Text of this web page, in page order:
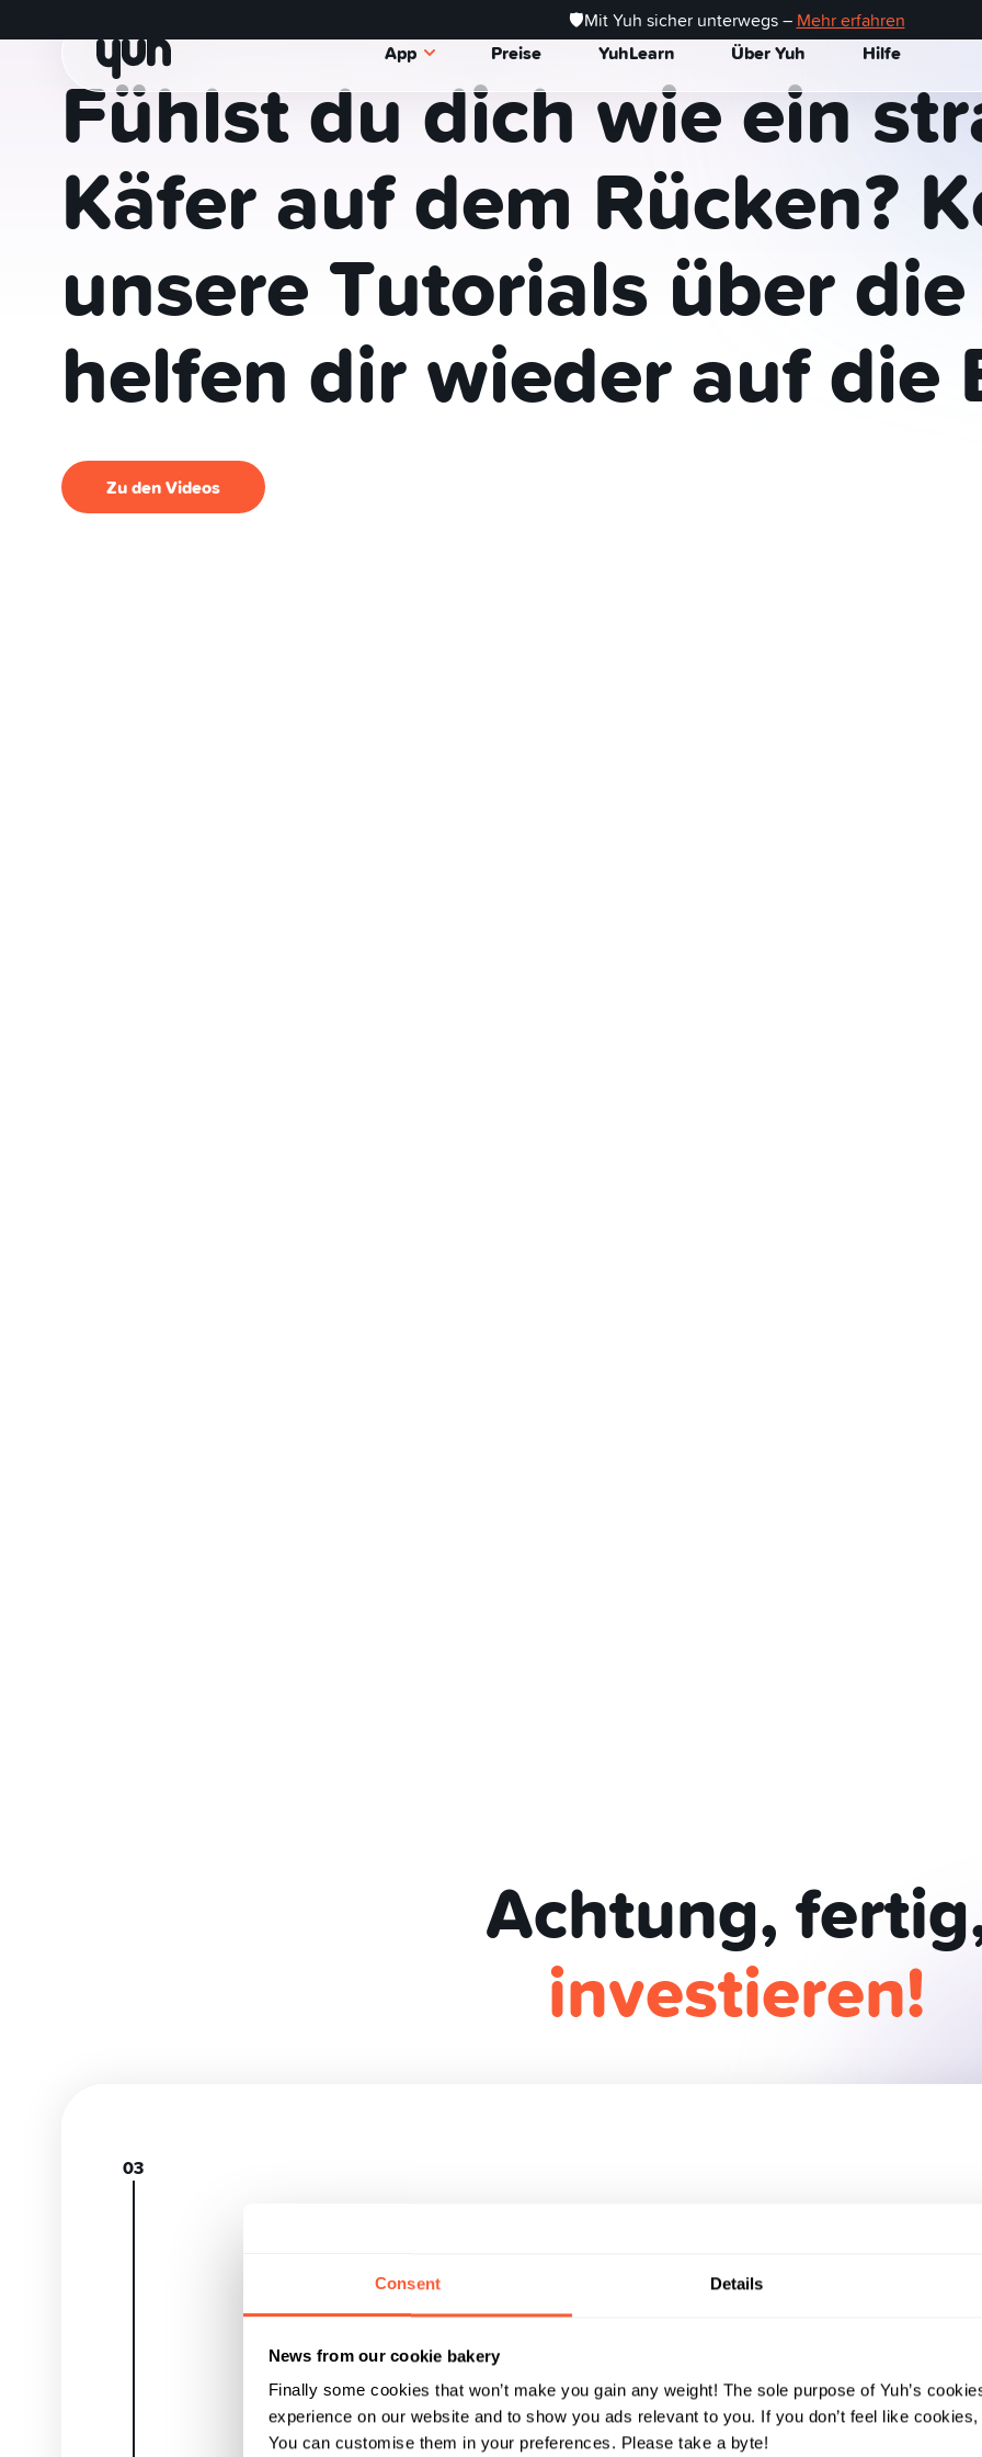
Consent Details
News from our cookie bakery
Finally some cookies that won’t make you gain any weight! The sole purpose of Yuh’s
experience on our website and to show you ads relevant to you. If you don’t feel like
You can customise them in your preferences. Please take a byte!
🛡️Mit Yuh sicher unterwegs – Mehr erfahren
App Preise YuhLearn Über Yuh Hilfe
Entdecke die Yuh App: Video-Tutorials für deine All-in-One-Finanz-App
Fühlstdu dich wieein
Käferaufdem Rücken?
unsereTutorials überdie
helfen dirwiederaufdie
Zu den Videos
Achtung,
investieren!
#1
Bereit für den